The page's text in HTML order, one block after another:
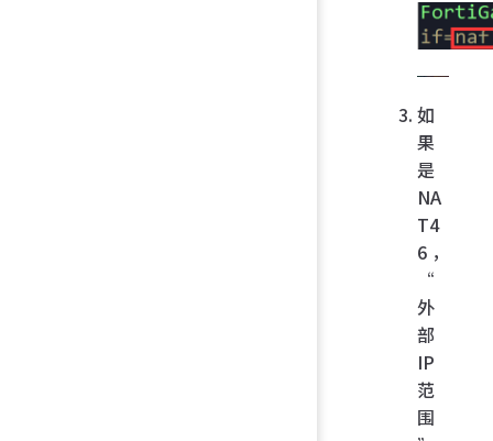
如
果
是
NA
T4
6，
“
外
部
IP
范
围